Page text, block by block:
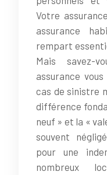
Votre
assurance
rempart
Mais savez-
assurance
cas de sinistre
différence
neuf » et la «
souvent
pour une
nombreux